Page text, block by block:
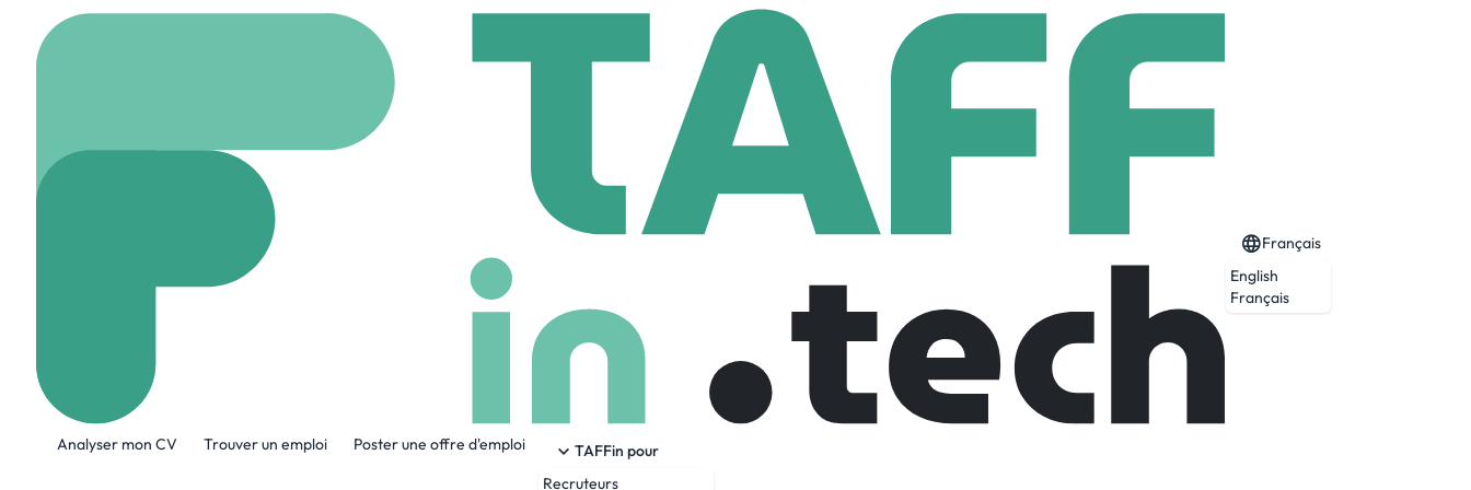
Analyser mon CV Trouver un emploi Poster une offre d'emploi
TAFFin pour
Recruteurs
Français
English
Français
3 Employees
Jewbot - First AI for Jewish community